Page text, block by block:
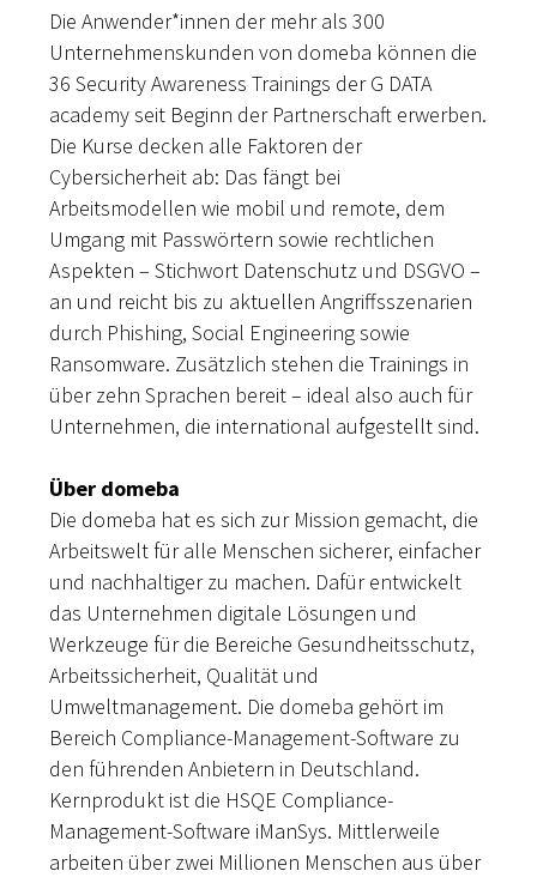
Die Anwender*innen der mehr als 300
Unternehmenskunden von domeba können die
36 Security Awareness Trainings der G DATA
academy seit Beginn der Partnerschaft erwerben.
Die Kurse decken alle Faktoren der
Cybersicherheit ab: Das fängt bei
Arbeitsmodellen wie mobil und remote, dem
Umgang mit Passwörtern sowie rechtlichen
Aspekten – Stichwort Datenschutz und DSGVO –
an und reicht bis zu aktuellen Angriffsszenarien
durch Phishing, Social Engineering sowie
Ransomware. Zusätzlich stehen die Trainings in
über zehn Sprachen bereit – ideal also auch für
Unternehmen, die international aufgestellt sind.
Über domeba
Die domeba hat es sich zur Mission gemacht, die
Arbeitswelt für alle Menschen sicherer, einfacher
und nachhaltiger zu machen. Dafür entwickelt
das Unternehmen digitale Lösungen und
Werkzeuge für die Bereiche Gesundheitsschutz,
Arbeitssicherheit, Qualität und
Umweltmanagement. Die domeba gehört im
Bereich Compliance-Management-Software zu
den führenden Anbietern in Deutschland.
Kernprodukt ist die HSQE Compliance-
Management-Software iManSys. Mittlerweile
arbeiten über zwei Millionen Menschen aus über